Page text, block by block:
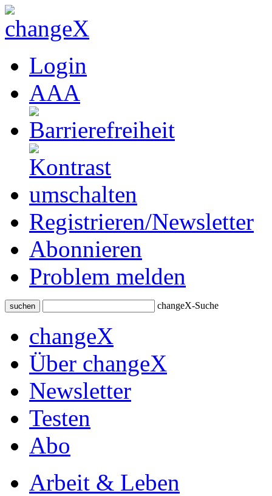
Login
AAA
Registrieren/Newsletter
Abonnieren
Problem melden
suchen changeX-Suche
changeX
Über changeX
Newsletter
Testen
Abo
Arbeit & Leben